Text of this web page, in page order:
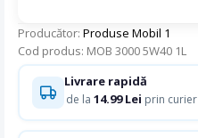
Producător: Produse Mobil 1
Cod produs: MOB 3000 5W40 1L
Livrare rapidă
de la 14.99 Lei prin curier